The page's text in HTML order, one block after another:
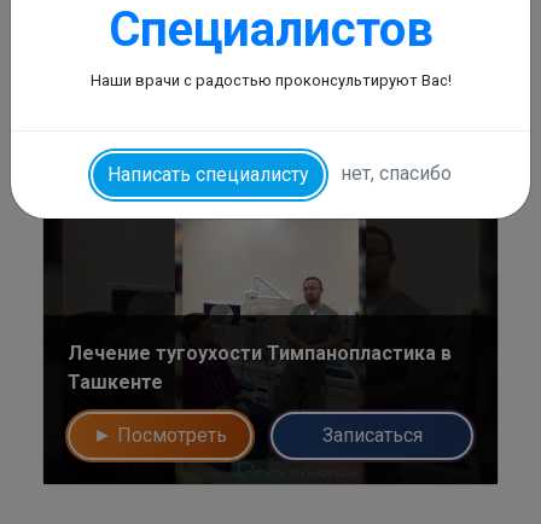
Лор операция Лор др. Отабек Рахманов
► Посмотреть Записаться
Лечение тугоухости Тимпанопластика в
Ташкенте
► Посмотреть Записаться
Специалистов
Наши врачи с радостью проконсультируют Вас!
Написать специалисту нет, спасибо